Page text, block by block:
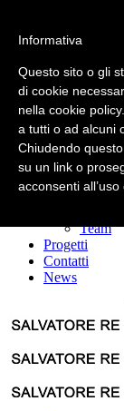
Home
La società
Il
Servizi
Team
Progetti
Contatti
News
Informativa
Questo sito o gli
di cookie
nella cookie
a tutti o ad alcuni
Chiudendo
su un link o
acconsenti all’uso